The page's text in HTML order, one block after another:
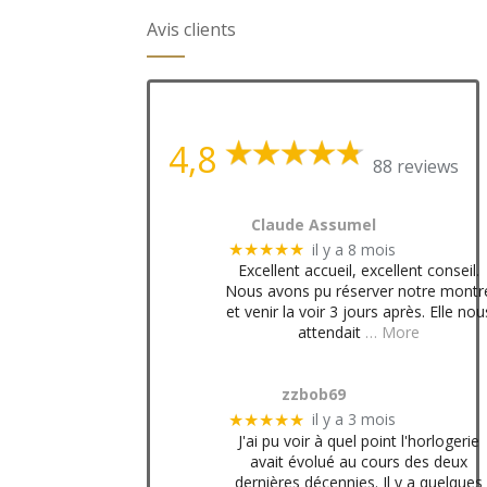
Avis clients
4,8 88 reviews
Claude Assumel
★★★★★ il y a 8 mois
Excellent accueil, excellent conseil.
Nous avons pu réserver notre
et venir la voir 3 jours après. Elle
attendait … More
zzbob69
★★★★★ il y a 3 mois
J'ai pu voir à quel point l'horlogerie
avait évolué au cours des deux
dernières décennies. Il y a quelques